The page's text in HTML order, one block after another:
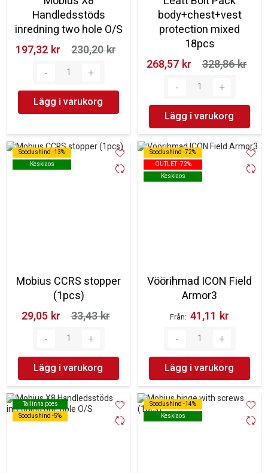
Handledsstöds
inredning two hole O/S
197,32 kr‎
230,20 kr‎
Lägg i varukorg
body+chest+vest
protection mixed
18pcs
268,57 kr‎
328,86 kr‎
Lägg i varukorg
Soodushind -13%
Kesklaos
Soodushind -13%
Kesklaos
Mobius CCRS stopper
(1pcs)
29,05 kr‎
33,43 kr‎
Lägg i varukorg
Soodushind -72%
OUTLET -72%
Kesklaos
Soodushind -72%
OUTLET -72%
Kesklaos
Vöörihmad ICON Field
Armor3
Från 41,11 kr‎
Lägg i varukorg
Tallinna poes
Soodushind -5%
Tallinna poes
Soodushind -5%
Soodushind -14%
Kesklaos
Soodushind -14%
Kesklaos